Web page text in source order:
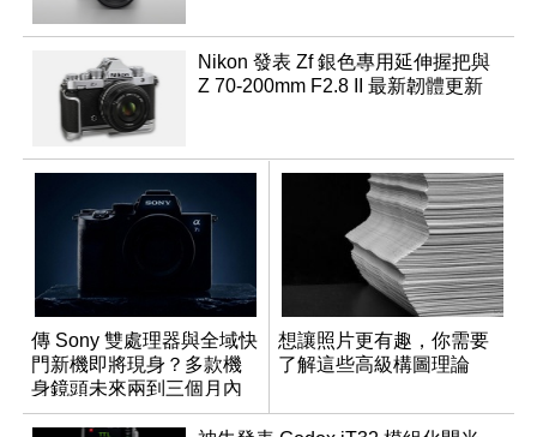
Nikon 發表 Zf 銀色專用延伸握把與
Z 70-200mm F2.8 II 最新韌體更新
傳 Sony 雙處理器與全域快
門新機即將現身？多款機
身鏡頭未來兩到三個月內
有望登場
想讓照片更有趣，你需要
了解這些高級構圖理論